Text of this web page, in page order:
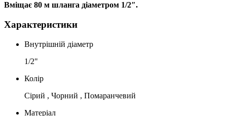
Вміщає 80 м шланга діаметром 1/2″.
Характеристики
Внутрішній діаметр
1/2"
Колір
Сірий , Чорний , Помаранчевий
Матеріал